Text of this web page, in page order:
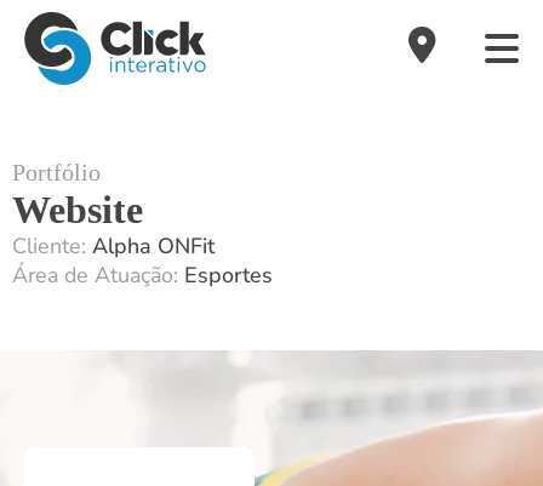
Portfólio
Website
Cliente: Alpha ONFit
Área de Atuação: Esportes